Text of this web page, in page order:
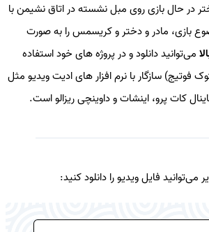
در حال بازی روی مبل نشسته در اتاق نشیمن با
بازی، مادر و دختر و کریسمس را به صورت
می‌توانید دانلود و در پروژه های خود استفاده
فوتیج) سازگار با نرم افزار های ادیت ویدیو مثل
کات پرو، اینشات و داوینچی ریزالو است.
می‌توانید فایل ویدیو را دانلود کنید: